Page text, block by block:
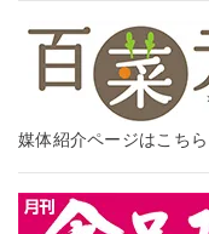
媒体紹介ページはこちら